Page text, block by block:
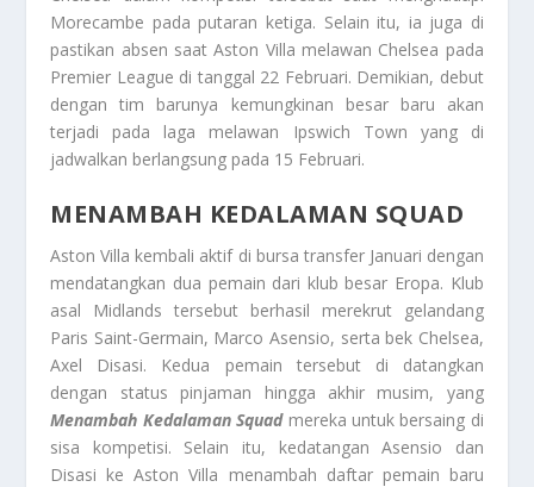
Morecambe pada putaran ketiga. Selain itu, ia juga di
pastikan absen saat Aston Villa melawan Chelsea pada
Premier League di tanggal 22 Februari. Demikian, debut
dengan tim barunya kemungkinan besar baru akan
terjadi pada laga melawan Ipswich Town yang di
jadwalkan berlangsung pada 15 Februari.
MENAMBAH KEDALAMAN SQUAD
Aston Villa kembali aktif di bursa transfer Januari dengan
mendatangkan dua pemain dari klub besar Eropa. Klub
asal Midlands tersebut berhasil merekrut gelandang
Paris Saint-Germain, Marco Asensio, serta bek Chelsea,
Axel Disasi. Kedua pemain tersebut di datangkan
dengan status pinjaman hingga akhir musim, yang
Menambah Kedalaman Squadmereka untuk bersaing di
sisa kompetisi. Selain itu, kedatangan Asensio dan
Disasi ke Aston Villa menambah daftar pemain baru